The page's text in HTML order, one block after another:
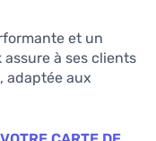
et un
à ses clients
adaptée aux